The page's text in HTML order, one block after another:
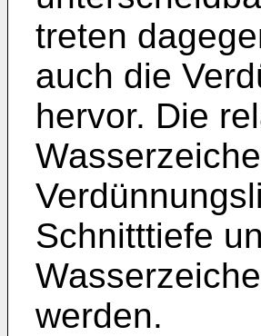
treten
auch die
hervor. Die
Schnitttiefe
werden.